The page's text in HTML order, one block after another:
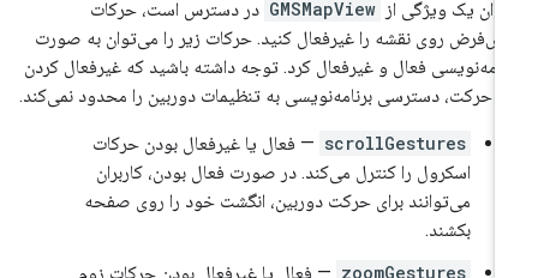
یک ویژگی از GMSMapView در دسترس است، حرکات
روی نقشه را غیرفعال کنید. حرکات زیر را می‌توان به صورت
فعال و غیرفعال کرد. توجه داشته باشید که غیرفعال کردن
حرکت، دسترسی برنامه‌نویسی به تنظیمات دوربین را محدود نمی‌کند.
scrollGestures — فعال یا غیرفعال بودن حرکات
اسکرول را کنترل می‌کند. در صورت فعال بودن، کاربران
می‌توانند برای حرکت دوربین، انگشت خود را روی صفحه
بکشند.
zoomGestures — فعال یا غیرفعال بودن حرکات زوم